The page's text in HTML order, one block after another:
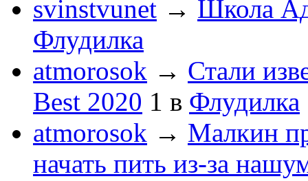
svinstvunet → Школа
Флудилка
atmorosok → Стали
Best 2020 1 в Флудилка
atmorosok → Малкин
начать пить из-за